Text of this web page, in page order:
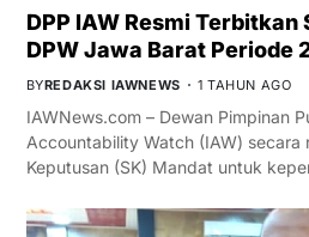
DPP IAW Resmi Terbitkan
DPW Jawa Barat Periode
BYREDAKSI IAWNEWS 1 TAHUN AGO
IAWNews.com – Dewan Pimpinan
Accountability Watch (IAW) secara
Keputusan (SK) Mandat untuk